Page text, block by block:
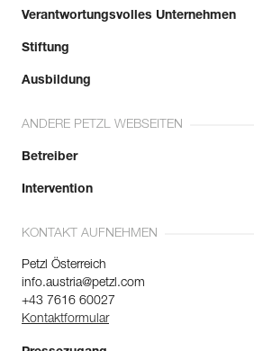
Verantwortungsvolles Unternehmen
Stiftung
Ausbildung
ANDERE PETZL WEBSEITEN
Betreiber
Intervention
KONTAKT AUFNEHMEN
Petzl Österreich
info.austria@petzl.com
+43 7616 60027
Kontaktformular